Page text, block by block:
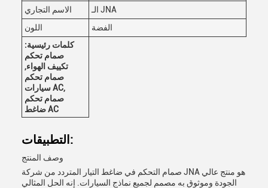
الاسم التجاري
الـ JNA
اللون
الفضة
كلمات رئيسية:
صمام تحكم
تكييف الهواء,
صمام تحكم
سيارات AC,
صمام تحكم
ضاغط AC
التطبيقات:
وصف المنتج
صمام التحكم في ضاغط التيار المتردد من شركة JNA هو منتج عالي
الجودة وموثوق به مصمم لجميع نماذج السيارات. إنه الحل المثالي